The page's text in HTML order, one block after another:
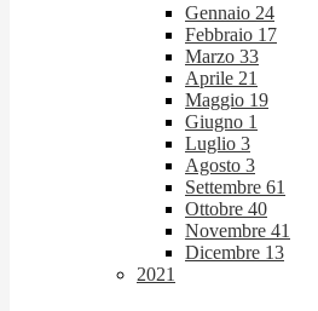
Gennaio 24
Febbraio 17
Marzo 33
Aprile 21
Maggio 19
Giugno 1
Luglio 3
Agosto 3
Settembre 61
Ottobre 40
Novembre 41
Dicembre 13
2021